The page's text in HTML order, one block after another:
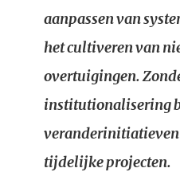
aanpassen van
het cultiveren van
overtuigingen.
institutionalisering
veranderinitiatieven
tijdelijke projecten.